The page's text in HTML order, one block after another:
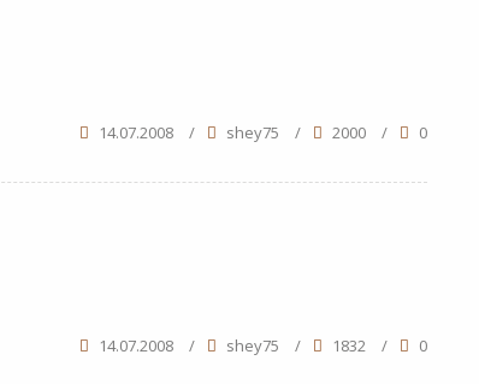
14.07.2008 / shey75 / 2000 / 0
14.07.2008 / shey75 / 1832 / 0